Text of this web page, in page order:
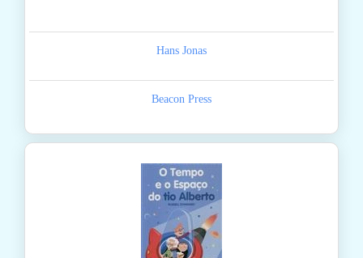
Hans Jonas
Beacon Press